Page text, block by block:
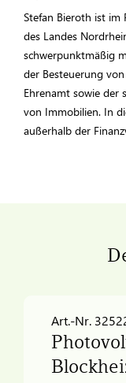
Stefan Bieroth ist im
des Landes
schwerpunktmäßig
der Besteuerung
Ehrenamt sowie der
von Immobilien. In
außerhalb der
Art.-Nr.